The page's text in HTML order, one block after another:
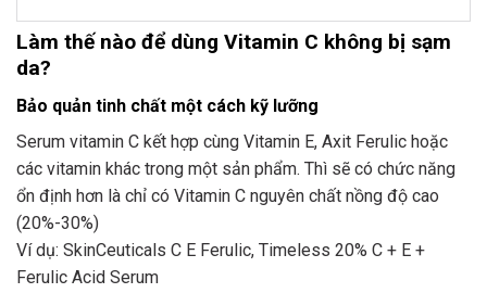
Làm thế nào để dùng Vitamin C không bị sạm
da?
Bảo quản tinh chất một cách kỹ lưỡng
Serum vitamin C kết hợp cùng Vitamin E, Axit Ferulic hoặc
các vitamin khác trong một sản phẩm. Thì sẽ có chức năng
ổn định hơn là chỉ có Vitamin C nguyên chất nồng độ cao
(20%-30%)
Ví dụ: SkinCeuticals C E Ferulic, Timeless 20% C + E +
Ferulic Acid Serum